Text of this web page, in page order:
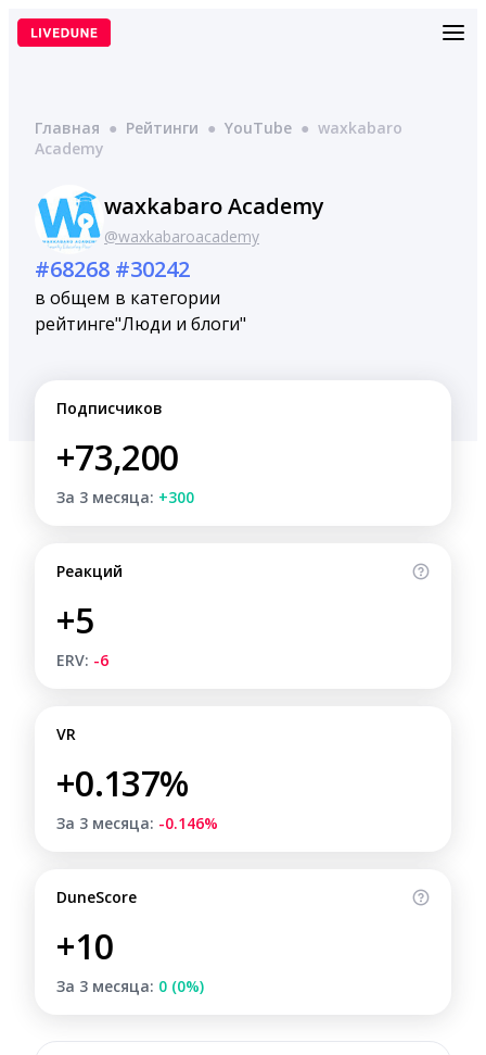
Перейти
Главная ● Рейтинги ● YouTube ● waxkabaro
Academy
waxkabaro Academy
@waxkabaroacademy
#68268
в общем
рейтинге
#30242
в категории
"Люди и блоги"
Подписчиков
+73,200
За 3 месяца: +300
Реакций
+5
ERV: -6
VR
+0.137%
За 3 месяца: -0.146%
DuneScore
+10
За 3 месяца: 0 (0%)